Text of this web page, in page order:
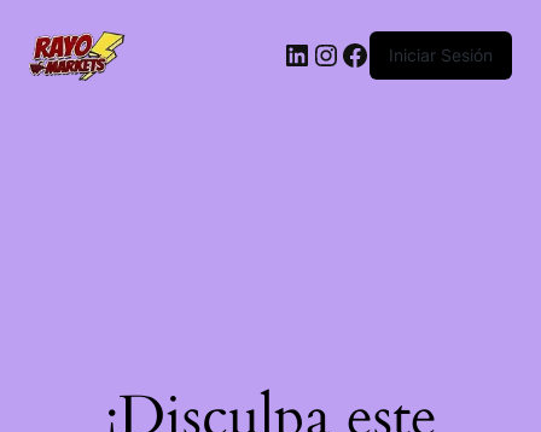
LinkedIn
Instagram
Facebook
Iniciar Sesión